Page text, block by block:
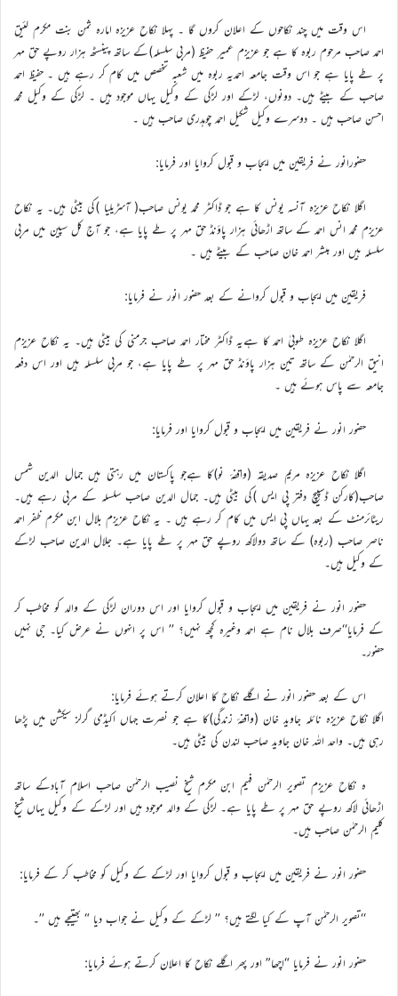
اس وقت میں چند نکاحوں کے اعلان کروں گا ۔ پہلا نکاح عزیزہ امارہ ثمن بنت مکرم لئیق
احمد صاحب مرحوم ربوہ کا ہے جو عزیزم عمیر حفیظ (مربی سلسلہ)کے ساتھ پینسٹھ ہزار روپے حق مہر
پر طے پایا ہے جو اس وقت جامعہ احمدیہ ربوہ میں شعبہ تخصص میں کام کر رہے ہیں ۔ حفیظ احمد
صاحب کے بیٹے ہیں۔ دونوں، لڑکے اور لڑکی کے وکیل یہاں موجود ہیں ۔ لڑکی کے وکیل محمد
احسن صاحب ہیں ۔ دوسرے وکیل شکیل احمد چوہدری صاحب ہیں ۔
حضورانور نے فریقین میں ایجاب و قبول کروایا اور فرمایا:
اگلا نکاح عزیزہ آنسہ یونس کا ہے جو ڈاکٹر محمد یونس صاحب( آسڑیلیا )کی بیٹی ہیں۔ یہ نکاح
عزیزم محمد انس احمد کے ساتھ اڑھائی ہزار پاؤنڈ حق مہر پر طے پایا ہے، جو آج کل سپین میں مربی
سلسلہ ہیں اور مبشر احمد خان صاحب کے بیٹے ہیں ۔
فریقین میں ایجاب و قبول کروانے کے بعد حضور انور نے فرمایا:
اگلا نکاح عزیزہ طوبیٰ احمد کا ہےیہ ڈاکٹر مختار احمد صاحب جرمنی کی بیٹی ہیں۔ یہ نکاح عزیزم
انیق الرحمٰن کے ساتھ تین ہزار پاؤنڈ حق مہر پر طے پایا ہے، جو مربی سلسلہ ہیں اور اس دفعہ
جامعہ سے پاس ہوئے ہیں ۔
حضور انور نے فریقین میں ایجاب و قبول کروایا اور فرمایا:
اگلا نکاح عزیزہ مریم صدیقہ (واقفۂ نو)کا ہےجو پاکستان میں رہتی ہیں جمال الدین شمس
صاحب(کارکن ڈسپیچ دفتر پی ایس )کی بیٹی ہیں۔ جمال الدین صاحب سلسلہ کے مربی رہے ہیں۔
ریٹائرمنٹ کے بعد یہاں پی ایس میں کام کر رہے ہیں ۔ یہ نکاح عزیزم بلال ابن مکرم ظفر احمد
ناصر صاحب (ربوہ) کے ساتھ دولاکھ روپے حق مہر پر طے پایا ہے۔ جلال الدین صاحب لڑکے
کے وکیل ہیں۔
حضور انور نے فریقین میں ایجاب و قبول کروایا اور اس دوران لڑکی کے والد کو مخاطب کر
کے فرمایا‘‘صرف بلال نام ہے احمد وغیرہ کچھ نہیں؟ ’’ اس پر انہوں نے عرض کیا۔ جی نہیں
حضور۔
اس کے بعد حضور انور نے اگلے نکاح کا اعلان کرتے ہوئے فرمایا:
اگلا نکاح عزیزہ نائلہ جاوید خان (واقفۂ زندگی)کا ہے جو نصرت جہاں اکیڈمی گرلز سیکشن میں پڑھا
رہی ہیں۔ واحد اللہ خان جاوید صاحب لندن کی بیٹی ہیں۔
ہ نکاح عزیزم تصویر الرحمٰن فہیم ابن مکرم شیخ نصیب الرحمٰن صاحب اسلام آبادکے ساتھ
اڑھائی لاکھ روپے حق مہر پر طے پایا ہے۔ لڑکی کے والد موجود ہیں اور لڑکے کے وکیل یہاں شیخ
کلیم الرحمٰن صاحب ہیں۔
حضور انور نے فریقین میں ایجاب و قبول کروایا اور لڑکے کے وکیل کو مخاطب کر کے فرمایا:
‘‘تصویر الرحمٰن آپ کے کیا لگتے ہیں؟ ’’ لڑکے کے وکیل نے جواب دیا “ بھتیجے ہیں ’’۔
حضور انور نے فرمایا “اچھا” اور پھر اگلے نکاح کا اعلان کرتے ہوئے فرمایا: